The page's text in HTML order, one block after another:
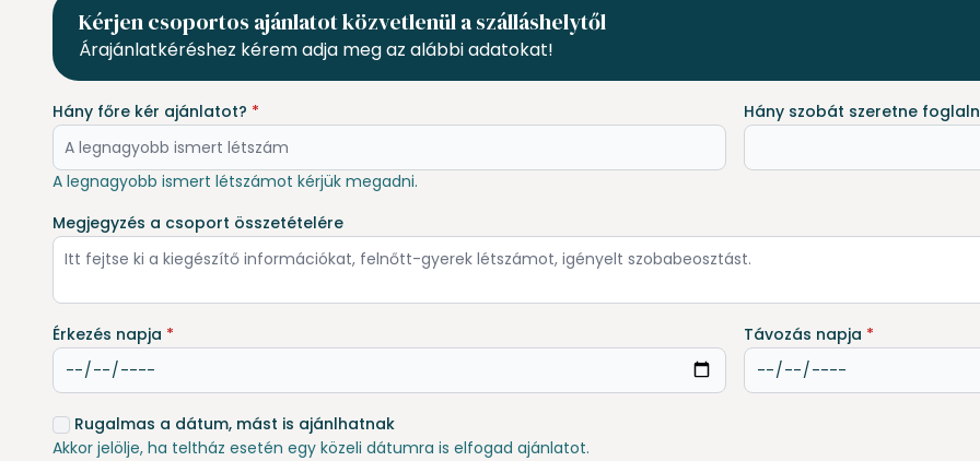
Kérjen csoportos ajánlatot közvetlenül a szálláshelytől
Árajánlatkéréshez kérem adja meg az alábbi adatokat!
Hány főre kér ajánlatot? * Hány szobát szeretne
A legnagyobb ismert létszámot kérjük megadni.
Megjegyzés a csoport összetételére
Érkezés napja * Távozás napja *
Rugalmas a dátum, mást is ajánlhatnak
Akkor jelölje, ha teltház esetén egy közeli dátumra is elfogad ajánlatot.